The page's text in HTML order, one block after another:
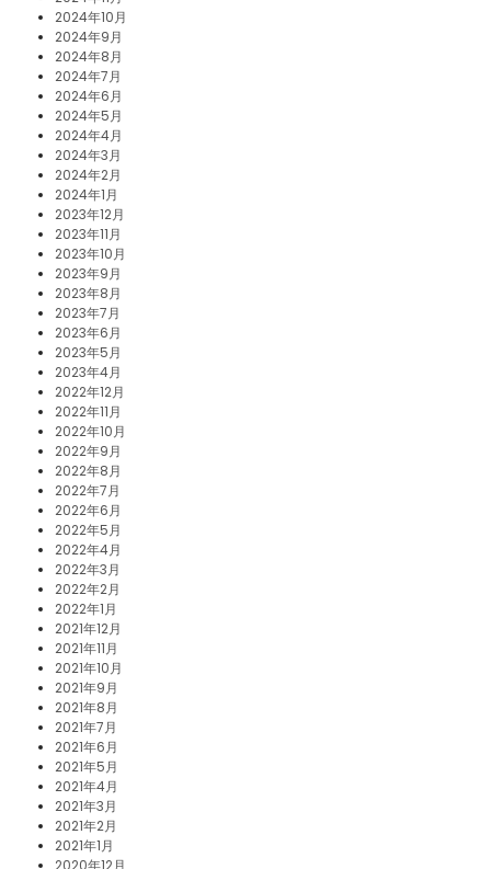
2024年10月
2024年9月
2024年8月
2024年7月
2024年6月
2024年5月
2024年4月
2024年3月
2024年2月
2024年1月
2023年12月
2023年11月
2023年10月
2023年9月
2023年8月
2023年7月
2023年6月
2023年5月
2023年4月
2022年12月
2022年11月
2022年10月
2022年9月
2022年8月
2022年7月
2022年6月
2022年5月
2022年4月
2022年3月
2022年2月
2022年1月
2021年12月
2021年11月
2021年10月
2021年9月
2021年8月
2021年7月
2021年6月
2021年5月
2021年4月
2021年3月
2021年2月
2021年1月
2020年12月